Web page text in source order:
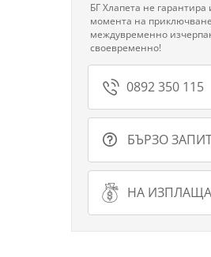
БГ Хлапета не
момента на
междувременно
своевременно!
0892 350 115
БЪРЗО
НА